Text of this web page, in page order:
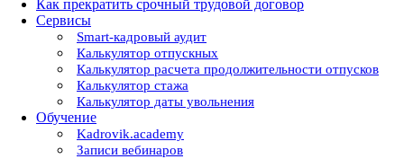
Как прекратить срочный трудовой договор
Сервисы
Smart-кадровый аудит
Калькулятор отпускных
Калькулятор расчета продолжительности отпусков
Калькулятор стажа
Калькулятор даты увольнения
Обучение
Kadrovik.academy
Записи вебинаров